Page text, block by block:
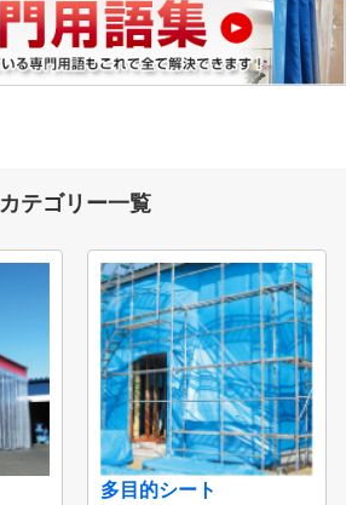
カテゴリー一覧
多目的シート